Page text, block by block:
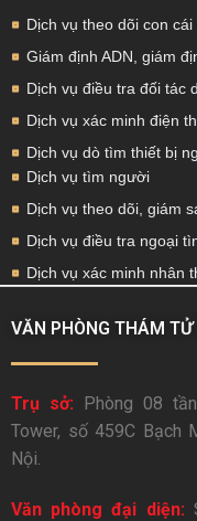
Dịch vụ theo dõi con cái
Giám định ADN, giám
Dịch vụ điều tra đối tác
Dịch vụ xác minh điện
Dịch vụ dò tìm thiết bị
Dịch vụ tìm người
Dịch vụ theo dõi, giám
Dịch vụ điều tra ngoại
Dịch vụ xác minh nhân
VĂN PHÒNG THÁM TỬ
Trụ sở: Phòng 08
Tower, số 459C Bạch
Nội.
Văn phòng đại diện: